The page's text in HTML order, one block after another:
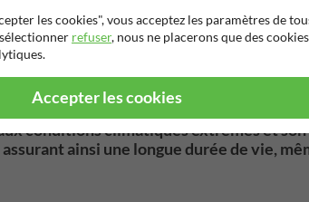
conditions climatiques extrêmes et son
ainsi une longue durée de vie,
les cookies", vous acceptez les paramètres de
refuser, nous ne placerons que des cookies
Accepter les cookies